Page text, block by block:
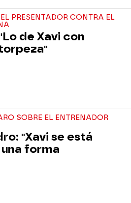
PRESENTADOR CONTRA EL
de Xavi con
SOBRE EL ENTRENADOR
"Xavi se está
forma